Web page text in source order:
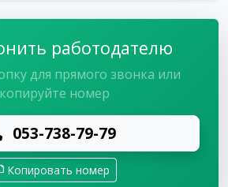
работодателю
для прямого звонка или
номер
053-738-79-79
Копировать номер